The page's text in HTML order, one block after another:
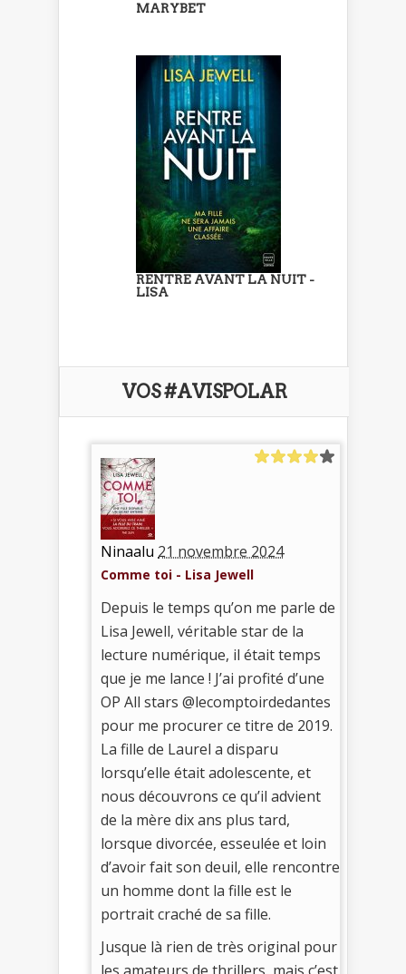
MARYBET
RENTRE AVANT LA NUIT -
LISA
VOS #AVISPOLAR
Ninaalu 21 novembre 2024
Comme toi - Lisa Jewell
Depuis le temps qu’on me parle de
Lisa Jewell, véritable star de la
lecture numérique, il était temps
que je me lance ! J’ai profité d’une
OP All stars @lecomptoirdedantes
pour me procurer ce titre de 2019.
La fille de Laurel a disparu
lorsqu’elle était adolescente, et
nous découvrons ce qu’il advient
de la mère dix ans plus tard,
lorsque divorcée, esseulée et loin
d’avoir fait son deuil, elle rencontre
un homme dont la fille est le
portrait craché de sa fille.
Jusque là rien de très original pour